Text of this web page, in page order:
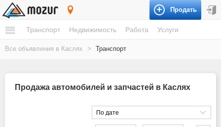
Продать
Транспорт Недвижимость Работа Услуги
Все объявления в Каслях > Транспорт
Продажа автомобилей и запчастей в Каслях
По дате